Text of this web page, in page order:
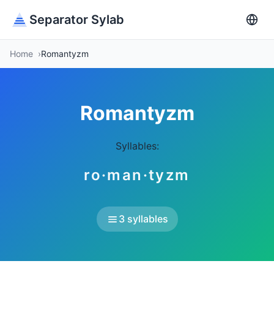
Separator Sylab
Home Romantyzm
Romantyzm
Syllables:
ro·man·tyzm
3 syllables